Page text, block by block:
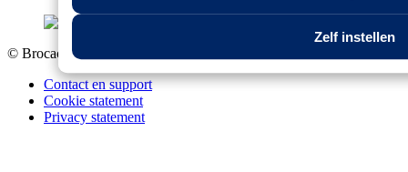
Zelf instellen
© Brocacef 2026 |
Contact en support
Cookie statement
Privacy statement